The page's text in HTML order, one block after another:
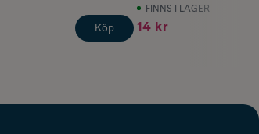
Köp
FINNS I LAGER
14 kr